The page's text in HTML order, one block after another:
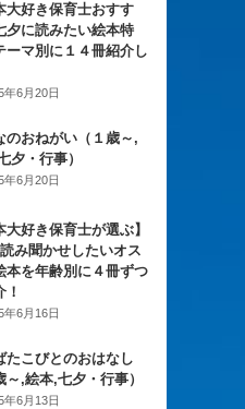
大好き保育士おすす
夕に読みたい絵本特
ーマ別に１４冊紹介し
年6月20日
のおねがい（１歳～,
夕・行事）
年6月20日
大好き保育士が選ぶ】
み聞かせしたいオス
本を年齢別に４冊ずつ
！
年6月16日
たこびとのおはなし
～,絵本,七夕・行事）
年6月13日